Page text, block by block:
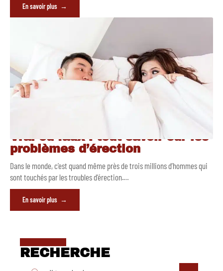
En savoir plus
Vrai ou faux : tout savoir sur les
problèmes d’érection
Dans le monde, c’est quand même près de trois millions d’hommes qui
sont touchés par les troubles d’érection.…
En savoir plus
RECHERCHE